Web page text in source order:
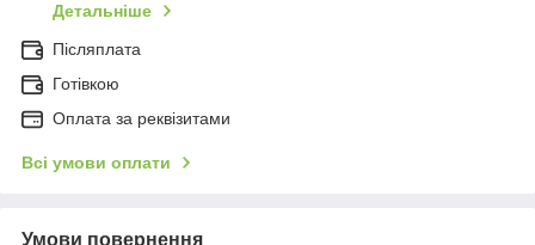
Детальніше
Післяплата
Готівкою
Оплата за реквізитами
Всі умови оплати
Умови повернення